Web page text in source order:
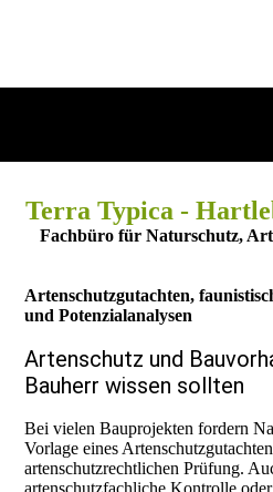
Terra Typica -
Fachbüro für Naturschutz,
Artenschutzgutachten,
und Potenzialanalysen
Artenschutz und
Bauherr wissen sollten
Bei vielen Bauprojekten fordern
Vorlage eines
artenschutzrechtlichen Prüfung.
artenschutzfachliche Kontrolle